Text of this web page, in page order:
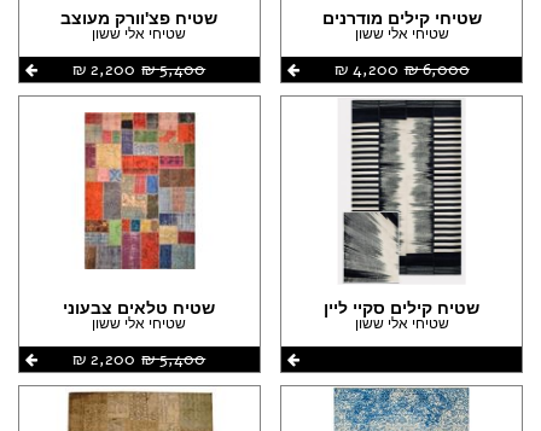
שטיחי קילים מודרנים
שטיחי אלי ששון
6,000 ‏₪
4,200 ‏₪
שטיח פצ'וורק מעוצב
שטיחי אלי ששון
5,400 ‏₪
2,200 ‏₪
שטיח קילים סקיי ליין
שטיחי אלי ששון
שטיח טלאים צבעוני
שטיחי אלי ששון
5,400 ‏₪
2,200 ‏₪